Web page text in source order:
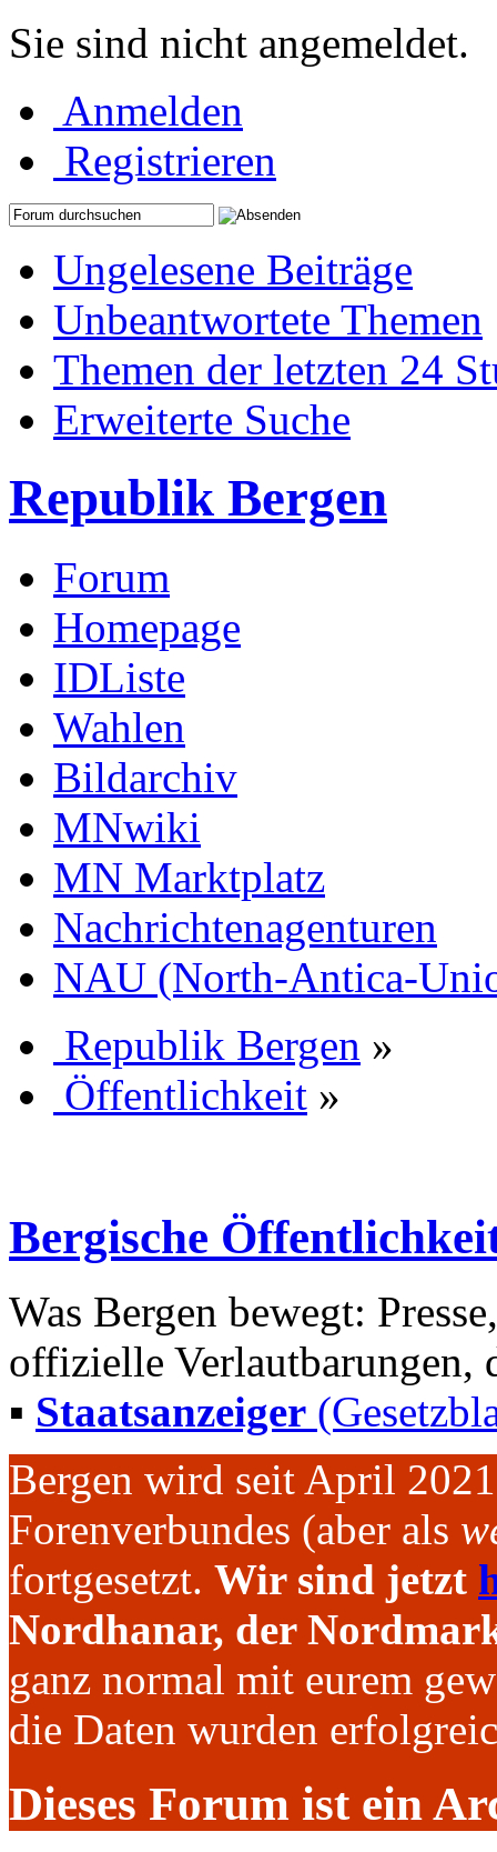
Sie sind nicht angemeldet.
Anmelden
Registrieren
Ungelesene Beiträge
Unbeantwortete Themen
Themen der letzten 24
Erweiterte Suche
Republik Bergen
Forum
Homepage
IDListe
Wahlen
Bildarchiv
MNwiki
MN Marktplatz
Nachrichtenagenturen
NAU (North-Antica-
Republik Bergen »
Öffentlichkeit »
Bergische
Was Bergen bewegt:
offizielle Verlautbarungen,
▪ Staatsanzeiger
Bergen wird seit April
Forenverbundes (aber als
fortgesetzt. Wir sind jetzt
Nordhanar, der
ganz normal mit eurem
die Daten wurden
Dieses Forum ist ein